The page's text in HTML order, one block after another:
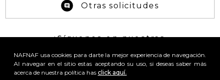
NAFNAF usa cookies para darte la mejor experiencia de navegación.
Al navegar en el sitio estas aceptando su uso, si deseas saber más
acerca de nuestra política has click aquí.
Otras solicitudes
¡Síguenos en nuestras